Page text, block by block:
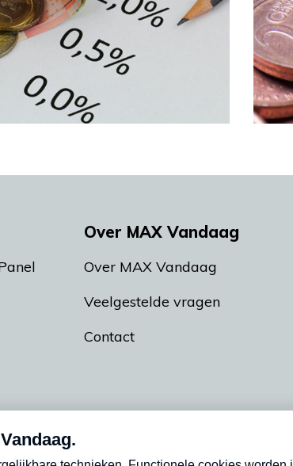
Over MAX Vandaag
Over MAX Vandaag
Veelgestelde vragen
Contact